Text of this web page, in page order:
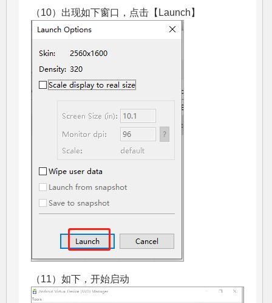
（10）出现如下窗口，点击【Launch】
（11）如下，开始启动